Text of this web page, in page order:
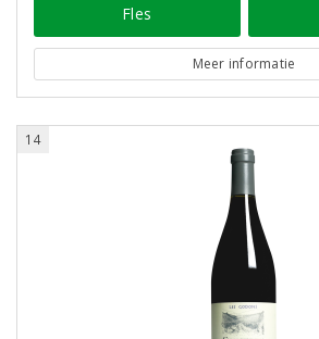
Fles
Meer informatie
14